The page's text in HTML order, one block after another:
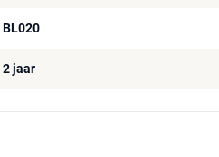
BL020
2 jaar